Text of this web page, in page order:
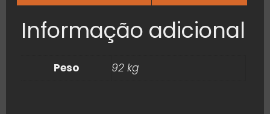
Informação adicional
Peso 92 kg